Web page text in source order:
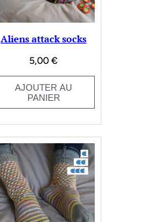
Aliens attack socks
5,00€
AJOUTER AU
PANIER